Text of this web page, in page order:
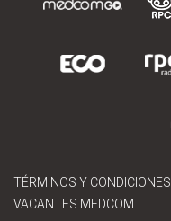
TÉRMINOS Y CONDICIONES
VACANTES MEDCOM